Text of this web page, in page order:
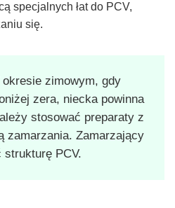
specjalnych łat do PCV,
się.
okresie zimowym, gdy
zera, niecka powinna
stosować preparaty z
zamarzania. Zamarzający
strukturę PCV.